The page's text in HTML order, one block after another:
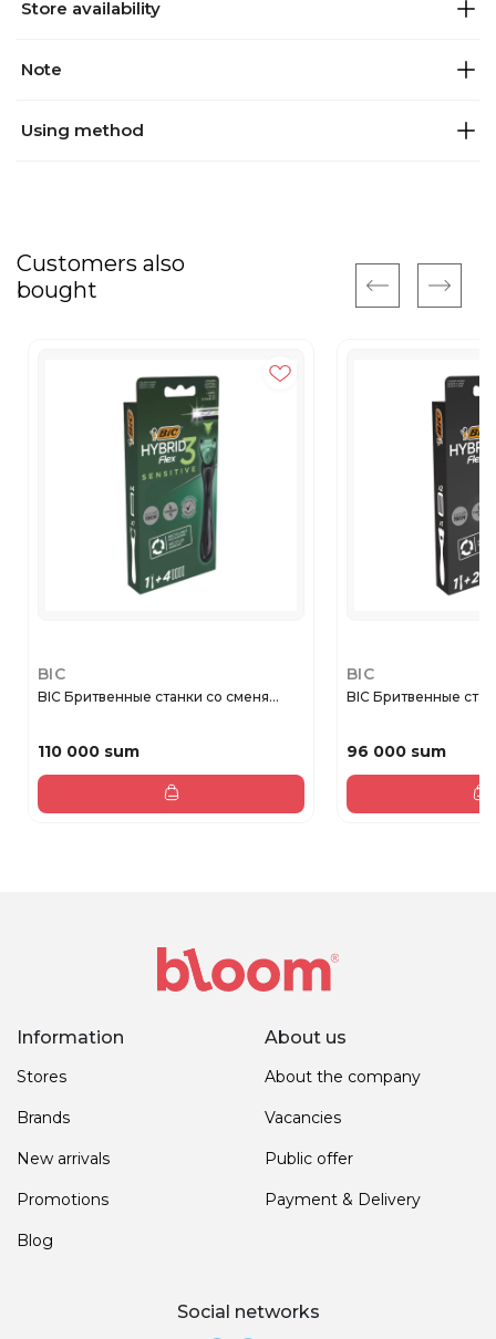
Store availability
Note
Using method
Customers also
bought
BIC
BIC Бритвенные станки со сменя...
110 000 sum
BIC
BIC Бритвенные
96 000 sum
Information
Stores
Brands
New arrivals
Promotions
Blog
About us
About the company
Vacancies
Public offer
Payment & Delivery
Social networks